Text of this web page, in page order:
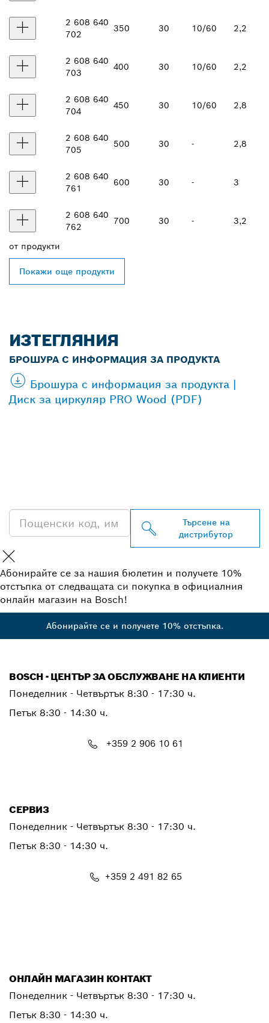
2 608 640
702
350 30 10/60 2,2
2 608 640
703
400 30 10/60 2,2
2 608 640
704
450 30 10/60 2,8
2 608 640
705
500 30 - 2,8
2 608 640
761
600 30 - 3
2 608 640
762
700 30 - 3,2
от продукти
Покажи още продукти
ИЗТЕГЛЯНИЯ
БРОШУРА С ИНФОРМАЦИЯ ЗА ПРОДУКТА
Брошура с информация за продукта |
Диск за циркуляр PRO Wood (PDF)
Търсене на
дистрибутор
Абонирайте се за нашия бюлетин и получете 10%
отстъпка от следващата си покупка в официалния
онлайн магазин на Bosch!
Абонирайте се и получете 10% отстъпка.
BOSCH - ЦЕНТЪР ЗА ОБСЛУЖВАНЕ НА КЛИЕНТИ
Понеделник - Четвъртък 8:30 - 17:30 ч.
Петък 8:30 - 14:30 ч.
+359 2 906 10 61
СЕРВИЗ
Понеделник - Четвъртък 8:30 - 17:30 ч.
Петък 8:30 - 14:30 ч.
+359 2 491 82 65
ОНЛАЙН МАГАЗИН КОНТАКТ
Понеделник - Четвъртък 8:30 - 17:30 ч.
Петък 8:30 - 14:30 ч.